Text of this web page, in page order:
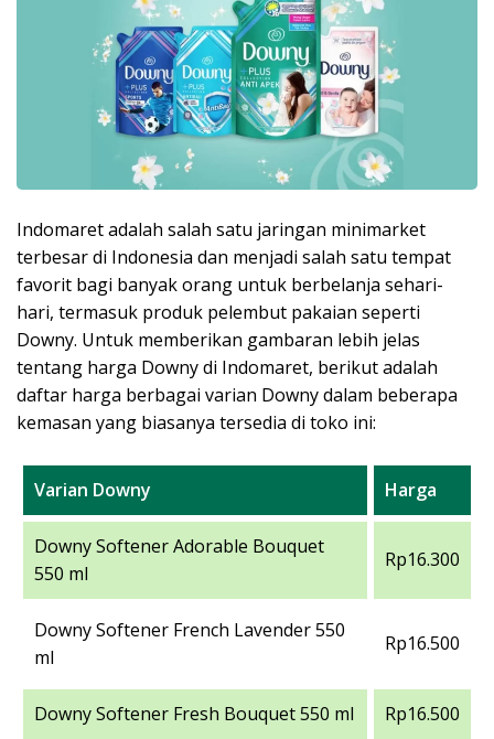
Indomaret adalah salah satu jaringan minimarket
terbesar di Indonesia dan menjadi salah satu tempat
favorit bagi banyak orang untuk berbelanja sehari-
hari, termasuk produk pelembut pakaian seperti
Downy. Untuk memberikan gambaran lebih jelas
tentang harga Downy di Indomaret, berikut adalah
daftar harga berbagai varian Downy dalam beberapa
kemasan yang biasanya tersedia di toko ini:
Varian Downy Harga
Downy Softener Adorable Bouquet
550 ml
Rp16.300
Downy Softener French Lavender 550
ml
Rp16.500
Downy Softener Fresh Bouquet 550 ml Rp16.500